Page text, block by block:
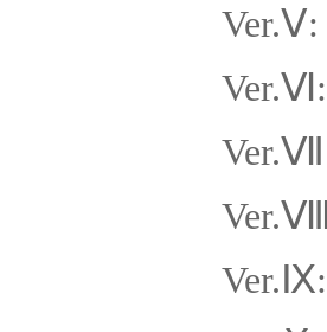
Ver.Ⅴ
Ver.Ⅵ
Ver.Ⅶ
Ver.Ⅷ
Ver. Ⅸ